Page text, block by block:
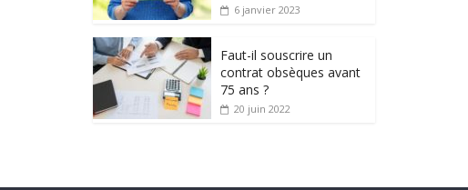
6 janvier 2023
Faut-il souscrire un
contrat obsèques avant
75 ans ?
20 juin 2022